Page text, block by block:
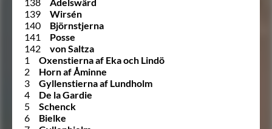
138
Adelswärd
139
Wirsén
140
Björnstjerna
141
Posse
142
von Saltza
1
Oxenstierna af Eka och Lindö
2
Horn af Åminne
3
Gyllenstierna af Lundholm
4
De la Gardie
5
Schenck
6
Bielke